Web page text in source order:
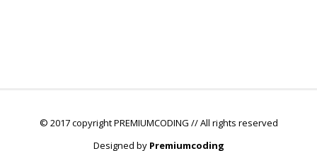
© 2017 copyright PREMIUMCODING // All rights reserved
Designed by Premiumcoding